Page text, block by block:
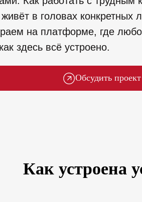
в головах
на платформе, где
здесь всё устроено.
Обсудить проект
Как устроена